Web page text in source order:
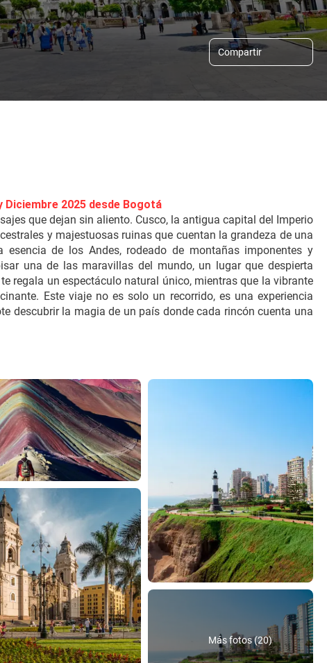
Compartir
2025 desde Bogotá
que dejan sin aliento. Cusco, la antigua capital del Imperio
y majestuosas ruinas que cuentan la grandeza de una
de los Andes, rodeado de montañas imponentes y
una de las maravillas del mundo, un lugar que despierta
regala un espectáculo natural único, mientras que la vibrante
Este viaje no es solo un recorrido, es una experiencia
descubrir la magia de un país donde cada rincón cuenta una
Más fotos (20)